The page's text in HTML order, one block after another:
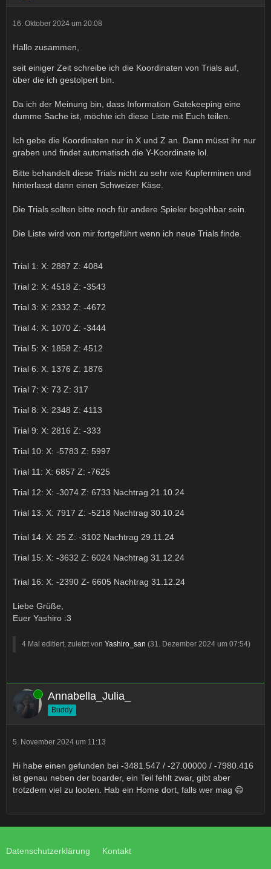
16. Oktober 2024 um 20:08
Hallo zusammen,
seit einiger Zeit schreibe ich die Koordinaten von Trials auf,
über die ich gestolpert bin.
Da ich der Meinung bin, dass Information Gatekeeping eine
dumme Sache ist, möchte ich diese Liste mit Euch teilen.
Ich gebe die Koordinaten nur in X und Z an. Dann müsst ihr nur
graben und findet automatisch die Y-Koordinate lol.
Bitte behandelt diese Trials nicht zu sehr wie Kupferminen und
hinterlasst dann einen Schweizer Käse.
Die Trials sollten bitte noch für andere Spieler begehbar sein.
Die Liste wird von mir fortgeführt wenn ich neue Trials finde.
Trial 1: X: 2887 Z: 4084
Trial 2: X: 4518 Z: -3543
Trial 3: X: 2332 Z: -4672
Trial 4: X: 1070 Z: -3444
Trial 5: X: 1858 Z: 4512
Trial 6: X: 1376 Z: 1876
Trial 7: X: 73 Z: 317
Trial 8: X: 2348 Z: 4113
Trial 9: X: 2816 Z: -333
Trial 10: X: -5783 Z: 5997
Trial 11: X: 6857 Z: -7625
Trial 12: X: -3074 Z: 6733 Nachtrag 21.10.24
Trial 13: X: 7917 Z: -5218 Nachtrag 30.10.24
Trial 14: X: 25 Z: -3102 Nachtrag 29.11.24
Trial 15: X: -3632 Z: 6024 Nachtrag 31.12.24
Trial 16: X: -2390 Z- 6605 Nachtrag 31.12.24
Liebe Grüße,
Euer Yashiro :3
4 Mal editiert, zuletzt von Yashiro_san (31. Dezember 2024 um 07:54)
Online Annabella_Julia_
Buddy
5. November 2024 um 11:13
Hi habe einen gefunden bei -3481.547 / -27.00000 / -7980.416
ist genau neben der boarder, ein Teil fehlt zwar, gibt aber
trotzdem viel zu looten. Hab ein Home dort, falls wer mag 😄
Datenschutzerklärung Kontakt